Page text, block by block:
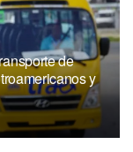
de
y